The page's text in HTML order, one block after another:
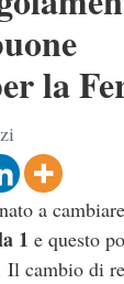
la
a
1 e questo
Il cambio di